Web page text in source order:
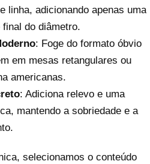
linha, adicionando apenas uma
do diâmetro.
: Foge do formato óbvio
em mesas retangulares ou
americanas.
: Adiciona relevo e uma
mantendo a sobriedade e a
selecionamos o conteúdo